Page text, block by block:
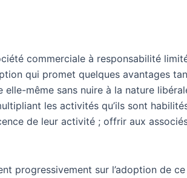
commerciale à responsabilité
qui promet quelques avantages
elle-même sans nuire à la nature
les activités qu’ils sont
de leur activité ; offrir aux
progressivement sur l’adoption de